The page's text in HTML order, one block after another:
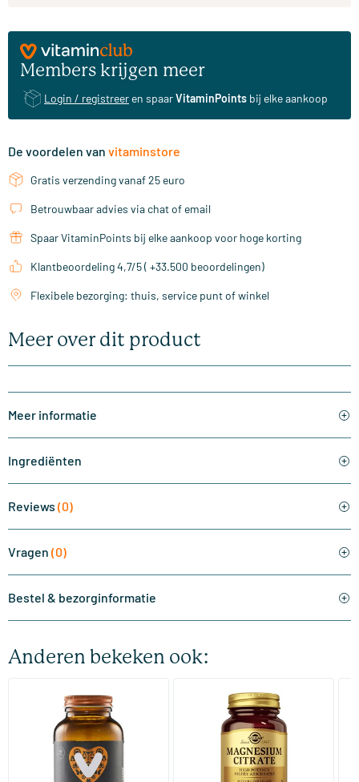
Members krijgen meer
Login / registreer en spaarVitaminPoints bij elke aankoop
De voordelen van vitaminstore
Gratis verzending vanaf 25 euro
Betrouwbaar advies via chat of email
Spaar VitaminPoints bij elke aankoop voor hoge korting
Klantbeoordeling 4,7/5 ( +33.500 beoordelingen)
Flexibele bezorging: thuis, service punt of winkel
Meer over dit product
Meer informatie
Ingrediënten
Reviews (0)
Vragen (0)
Bestel & bezorginformatie
Anderen bekeken ook:
(510)
Super Magnesium
60/​120 tabletten
Vitaminstore
(287)
Magnesium Citrate
(Magnesium Citraat)
60/​120 tabletten
Solgar Vitamins